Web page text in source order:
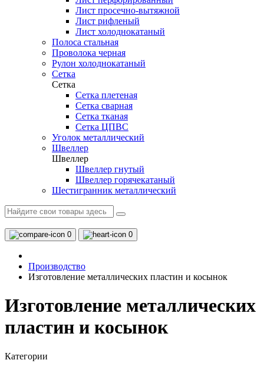
Лист просечно-вытяжной
Лист рифленый
Лист холоднокатаный
Полоса стальная
Проволока черная
Рулон холоднокатаный
Сетка
Сетка
Сетка плетеная
Сетка сварная
Сетка тканая
Сетка ЦПВС
Уголок металлический
Швеллер
Швеллер
Швеллер гнутый
Швеллер горячекатаный
Шестигранник металлический
0 0
Производство
Изготовление металлических пластин и косынок
Изготовление металлических
пластин и косынок
Категории